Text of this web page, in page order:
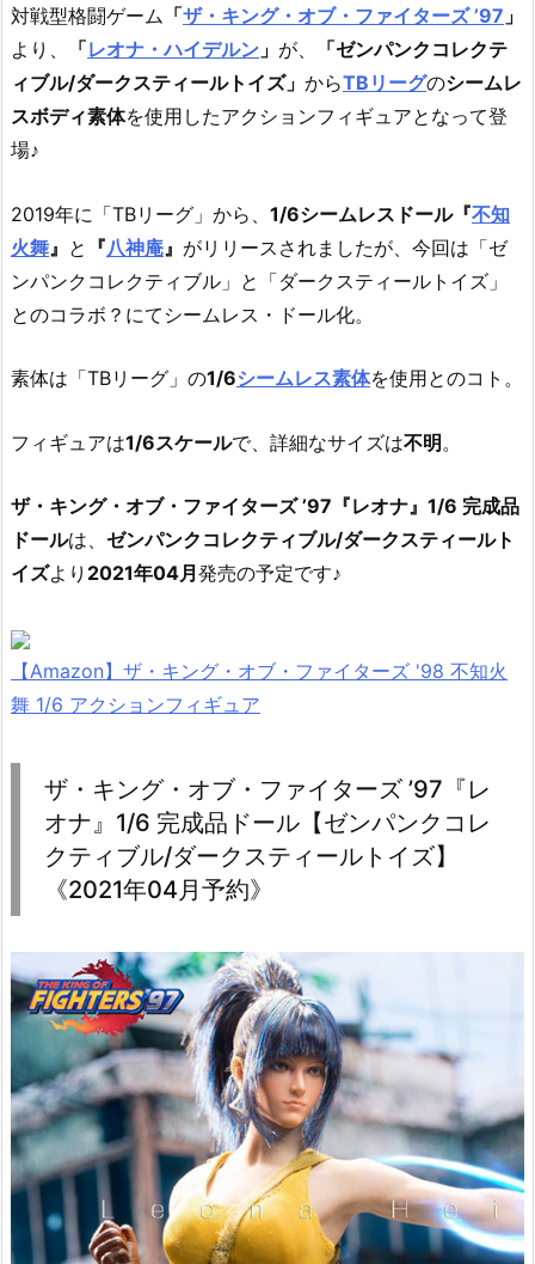
対戦型格闘ゲーム 「ザ・キング・オブ・ファイターズ ’97 」
より、
「レオナ・ハイデルン 」 が、
「ゼンパンクコレクテ
ィブル/ダークスティールトイズ」 からTBリーグのシームレ
スボディ素体を使用したアクションフィギュアとなって登
場♪
2019年に「TBリーグ」から、 1/6シームレスドール『不知
火舞 』 と 『八神庵 』 がリリースされましたが、今回は「ゼ
ンパンクコレクティブル」と「ダークスティールトイズ」
とのコラボ？にてシームレス・ドール化。
素体は「TBリーグ」の1/6シームレス素体を使用とのコト。
フィギュアは1/6スケールで、詳細なサイズは不明。
ザ・キング・オブ・ファイターズ ’97『レオナ』1/6 完成品
ドールは、 ゼンパンクコレクティブル/ダークスティールト
イズより 2021年04月 発売の予定です♪
【Amazon】ザ・キング・オブ・ファイターズ '98 不知火
舞 1/6 アクションフィギュア
ザ・キング・オブ・ファイターズ ’97『レ
オナ』1/6 完成品ドール【ゼンパンクコレ
クティブル/ダークスティールトイズ】
《2021年04月予約》